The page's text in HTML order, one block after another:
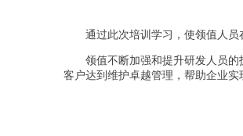
通过此次培训学习，使领值人员
领值不断加强和提升研发人员
客户达到维护卓越管理，帮助企业实